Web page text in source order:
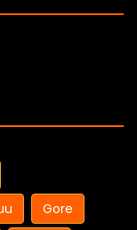
Gore